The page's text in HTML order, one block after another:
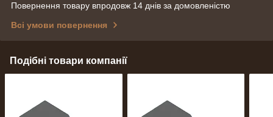
Повернення товару впродовж 14 днів за домовленістю
Всі умови повернення
Подібні товари компанії